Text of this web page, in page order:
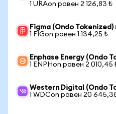
1 URAon равен 2 126,83 ₺
Figma (Ondo
1 FIGon равен 1 134,25 ₺
Enphase Energy (Ondo
1 ENPHon равен 2 010,45
Western Digital (Ondo
1 WDCon равен 20